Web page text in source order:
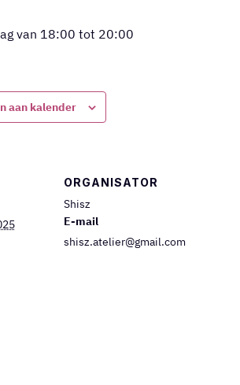
van 18:00 tot 20:00
aan kalender
ORGANISATOR
Shisz
E-mail
shisz.atelier@gmail.com